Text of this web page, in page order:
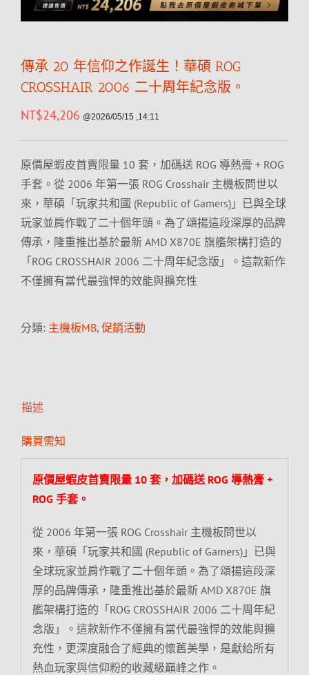
傳承 20 年信仰之作誕生！華碩 ROG
CROSSHAIR 2006 二十周年紀念版。
NT$24,206 @2026/05/15 ,14:11
原價屋蝦皮首賣限量 10 套，加碼送 ROG 導熱膏 + ROG
手套。從 2006 年第一張 ROG Crosshair 主機板問世以
來，華碩「玩家共和國 (Republic of Gamers)」已與全球
玩家並肩作戰了二十個年頭。為了頌揚這段深厚的品牌
傳承，隆重推出基於最新 AMD X870E 旗艦架構打造的
「ROG CROSSHAIR 2006 二十周年紀念版」。這款新作
不僅擁有當代最強悍的效能與擴充性
分類: 主機板MB, 促銷活動
描述
購買需知
原價屋蝦皮首賣限量 10 套，加碼送 ROG 導熱膏 +
ROG 手套。
從 2006 年第一張 ROG Crosshair 主機板問世以
來，華碩「玩家共和國 (Republic of Gamers)」已與
全球玩家並肩作戰了二十個年頭。為了頌揚這段深
厚的品牌傳承，隆重推出基於最新 AMD X870E 旗
艦架構打造的「ROG CROSSHAIR 2006 二十周年紀
念版」。這款新作不僅擁有當代最強悍的效能與擴
充性，更深度融合了經典的懷舊美學，是獻給所有
熱血玩家與信仰粉的收藏級巔峰之作。